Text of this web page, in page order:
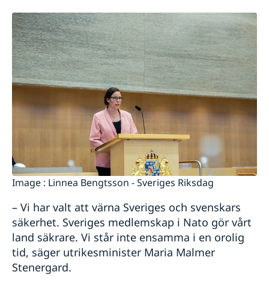
Image : Linnea Bengtsson - Sveriges Riksdag
– Vi har valt att värna Sveriges och svenskars
säkerhet. Sveriges medlemskap i Nato gör vårt
land säkrare. Vi står inte ensamma i en orolig
tid, säger utrikesminister Maria Malmer
Stenergard.